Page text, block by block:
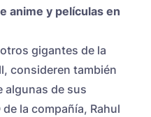
anime y películas en
gigantes de la
consideren también
algunas de sus
la compañía, Rahul